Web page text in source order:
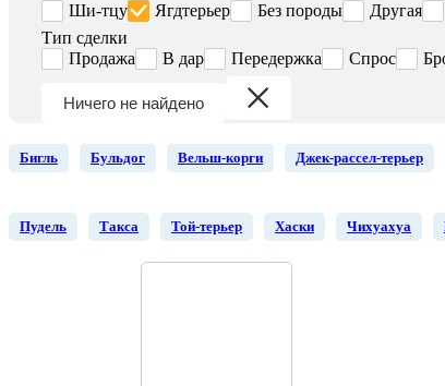
Ши-тцу
Ягдтерьер Без породы Другая
Тип сделки
Продажа
В дар Передержка Спрос
Ничего не найдено
Бигль Бульдог Вельш-корги Джек-рассел-терьер
Пудель Такса Той-терьер Хаски Чихуахуа